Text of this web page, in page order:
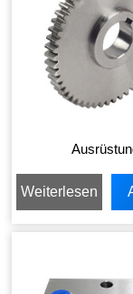
Weiterlesen